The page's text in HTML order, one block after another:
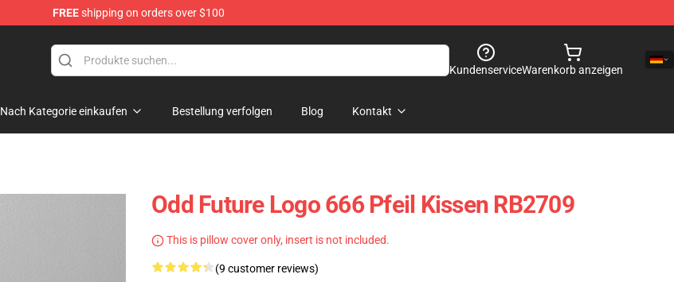
FREEshipping on orders over $100
KundenserviceWarenkorb anzeigen
Nach Kategorie einkaufen Bestellung verfolgen Blog Kontakt
Odd Future Logo 666 Pfeil Kissen RB2709
This is pillow cover only, insert is not included.
(9 customer reviews)